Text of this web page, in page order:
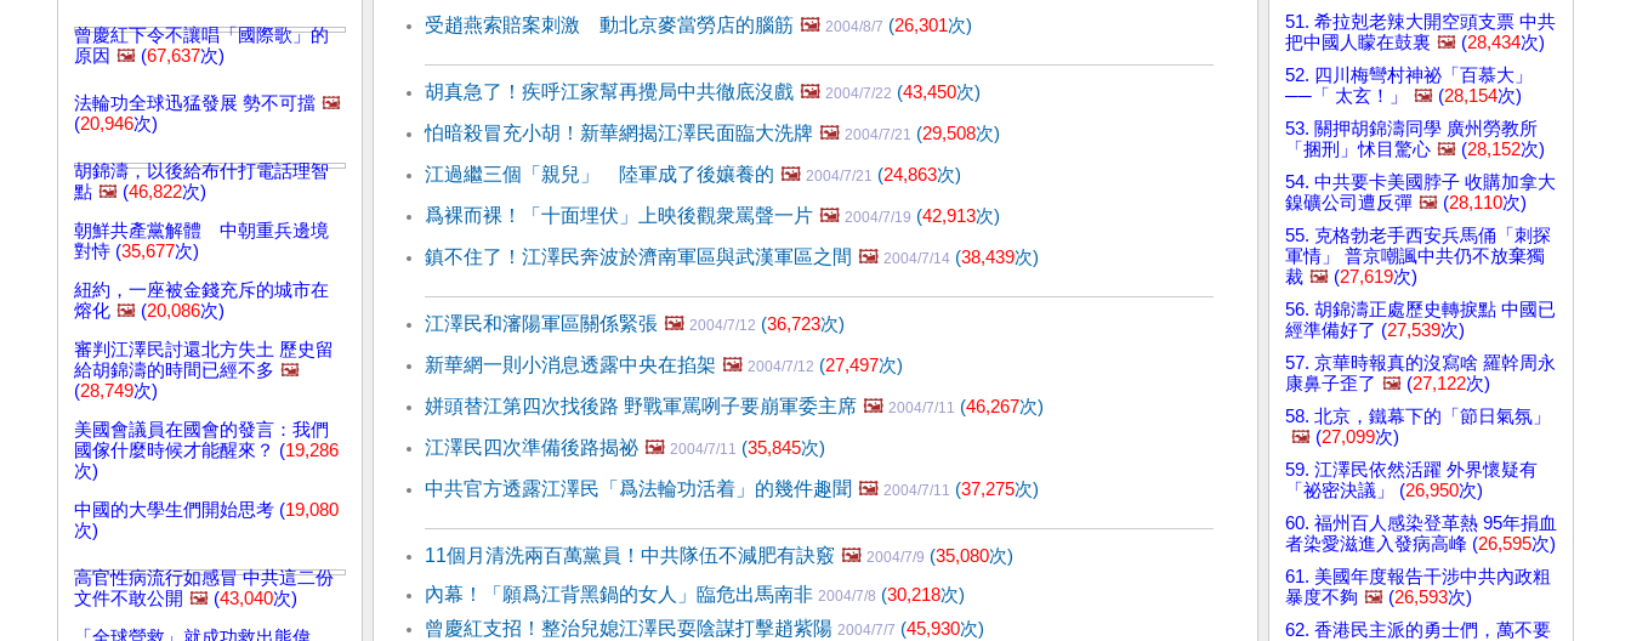
曾慶紅下令不讓唱「國際歌」的
原因 🖼️ (67,637次)
法輪功全球迅猛發展 勢不可擋 🖼️
(20,946次)
胡錦濤，以後給布什打電話理智
點 🖼️ (46,822次)
朝鮮共產黨解體 中朝重兵邊境
對恃 (35,677次)
紐約，一座被金錢充斥的城市在
熔化 🖼️ (20,086次)
審判江澤民討還北方失土 歷史留
給胡錦濤的時間已經不多 🖼️
(28,749次)
美國會議員在國會的發言：我們
國傢什麼時候才能醒來？ (19,286
次)
中國的大學生們開始思考 (19,080
次)
高官性病流行如感冒 中共這二份
文件不敢公開 🖼️ (43,040次)
受趙燕索賠案刺激 動北京麥當勞店的腦筋 🖼️ 2004/8/7 (26,301次)
胡真急了！疾呼江家幫再攪局中共徹底沒戲 🖼️ 2004/7/22 (43,450次)
怕暗殺冒充小胡！新華網揭江澤民面臨大洗牌 🖼️ 2004/7/21 (29,508次)
江過繼三個「親兒」 陸軍成了後孃養的 🖼️ 2004/7/21 (24,863次)
爲裸而裸！「十面埋伏」上映後觀衆罵聲一片 🖼️ 2004/7/19 (42,913次)
鎮不住了！江澤民奔波於濟南軍區與武漢軍區之間 🖼️ 2004/7/14 (38,439次)
江澤民和瀋陽軍區關係緊張 🖼️ 2004/7/12 (36,723次)
新華網一則小消息透露中央在掐架 🖼️ 2004/7/12 (27,497次)
姘頭替江第四次找後路 野戰軍罵咧子要崩軍委主席 🖼️ 2004/7/11 (46,267次)
江澤民四次準備後路揭祕 🖼️ 2004/7/11 (35,845次)
中共官方透露江澤民「爲法輪功活着」的幾件趣聞 🖼️ 2004/7/11 (37,275次)
11個月清洗兩百萬黨員！中共隊伍不減肥有訣竅 🖼️ 2004/7/9 (35,080次)
內幕！「願爲江背黑鍋的女人」臨危出馬南非 2004/7/8 (30,218次)
曾慶紅支招！整治兒媳江澤民耍陰謀打擊趙紫陽 2004/7/7 (45,930次)
51. 希拉剋老辣大開空頭支票 中共
把中國人矇在鼓裏 🖼️ (28,434次)
52. 四川梅彎村神祕「百慕大」
──「 太玄！」
🖼️ (28,154次)
53. 關押胡錦濤同學 廣州勞教所
「捆刑」怵目驚心 🖼️ (28,152次)
54. 中共要卡美國脖子 收購加拿大
鎳礦公司遭反彈 🖼️ (28,110次)
55. 克格勃老手西安兵馬俑「刺探
軍情」 普京嘲諷中共仍不放棄獨
裁 🖼️ (27,619次)
56. 胡錦濤正處歷史轉捩點 中國已
經準備好了 (27,539次)
57. 京華時報真的沒寫啥 羅幹周永
康鼻子歪了 🖼️ (27,122次)
58. 北京，鐵幕下的「節日氣氛」
🖼️ (27,099次)
59. 江澤民依然活躍 外界懷疑有
「祕密決議」 (26,950次)
60. 福州百人感染登革熱 95年捐血
者染愛滋進入發病高峰 (26,595次)
61. 美國年度報告干涉中共內政粗
暴度不夠 🖼️ (26,593次)
62. 香港民主派的勇士們，萬不要